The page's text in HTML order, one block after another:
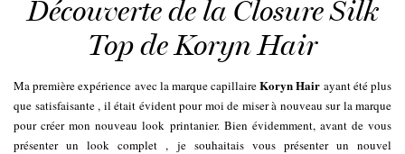
Découverte de la Closure Silk
Top de Koryn Hair
Ma première expérience avec la marque capillaireKoryn Hair ayant été plus
que satisfaisante , il était évident pour moi de miser à nouveau sur la marque
pour créer mon nouveau look printanier. Bien évidemment, avant de vous
présenter un look complet , je souhaitais vous présenter un nouvel